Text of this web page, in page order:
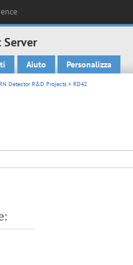
Server
Aiuto Personalizza
Detector R&D Projects > RD42